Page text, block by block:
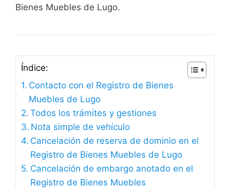
Bienes Muebles de Lugo.
Índice:
Contacto con el Registro de Bienes
Muebles de Lugo
Todos los trámites y gestiones
Nota simple de vehículo
Cancelación de reserva de dominio en el
Registro de Bienes Muebles de Lugo
Cancelación de embargo anotado en el
Registro de Bienes Muebles